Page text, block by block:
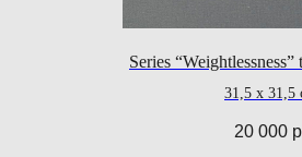
Series
31,5 x 31,5
20 000